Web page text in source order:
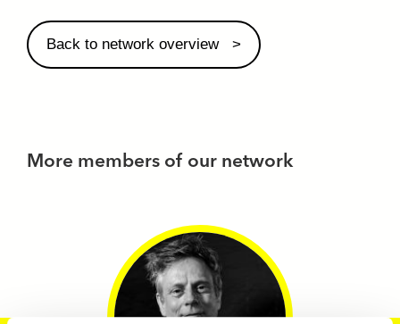
Back to network overview
More members of our network